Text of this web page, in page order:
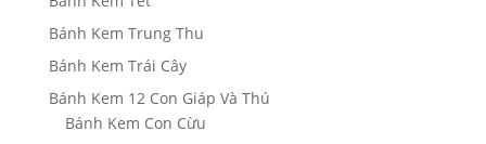
Bánh Kem Trung Thu
Bánh Kem Trái Cây
Bánh Kem 12 Con Giáp Và Thú
Bánh Kem Con Cừu